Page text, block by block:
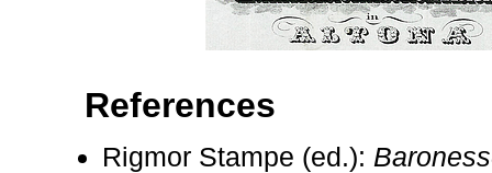
References
Rigmor Stampe (ed.):